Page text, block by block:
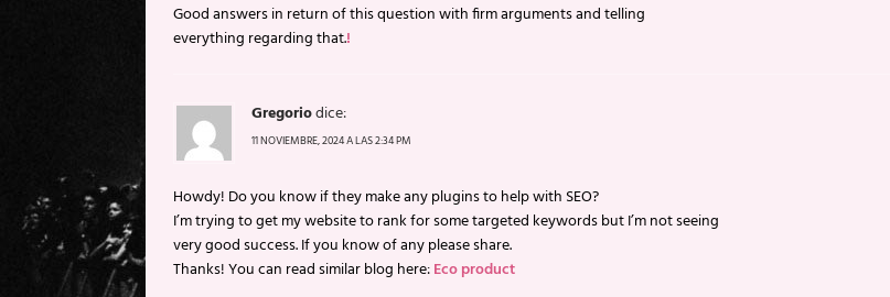
Good answers in return of this question with firm arguments and telling
everything regarding that.!
Gregoriodice:
11 NOVIEMBRE, 2024 A LAS 2:34 PM
Howdy! Do you know if they make any plugins to help with SEO?
I’m trying to get my website to rank for some targeted keywords but I’m not seeing
very good success. If you know of any please share.
Thanks! You can read similar blog here:Eco product